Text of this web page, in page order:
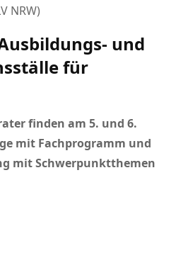
NRW)
und
für
finden am 5. und 6.
mit Fachprogramm und
mit Schwerpunktthemen